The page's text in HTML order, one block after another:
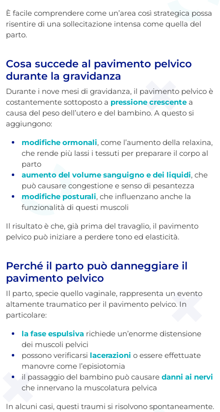
È facile comprendere come un’area così strategica possa
risentire di una sollecitazione intensa come quella del
parto.
Cosa succede al pavimento pelvico
durante la gravidanza
Durante i nove mesi di gravidanza, il pavimento pelvico è
costantemente sottoposto a pressione crescente a
causa del peso dell’utero e del bambino. A questo si
aggiungono:
modifiche ormonali, come l’aumento della relaxina,
che rende più lassi i tessuti per preparare il corpo al
parto
aumento del volume sanguigno e dei liquidi, che
può causare congestione e senso di pesantezza
modifiche posturali, che influenzano anche la
funzionalità di questi muscoli
Il risultato è che, già prima del travaglio, il pavimento
pelvico può iniziare a perdere tono ed elasticità.
Perché il parto può danneggiare il
pavimento pelvico
Il parto, specie quello vaginale, rappresenta un evento
altamente traumatico per il pavimento pelvico. In
particolare:
la fase espulsiva richiede un’enorme distensione
dei muscoli pelvici
possono verificarsi lacerazioni o essere effettuate
manovre come l’episiotomia
il passaggio del bambino può causare danni ai nervi
che innervano la muscolatura pelvica
In alcuni casi, questi traumi si risolvono spontaneamente.